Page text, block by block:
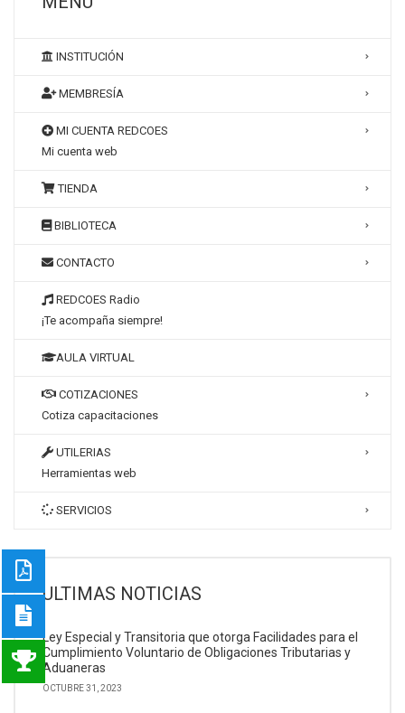
INSTITUCIÓN
MEMBRESÍA
MI CUENTA REDCOES
Mi cuenta web
TIENDA
BIBLIOTECA
CONTACTO
REDCOES Radio
¡Te acompaña siempre!
AULA VIRTUAL
COTIZACIONES
Cotiza capacitaciones
UTILERIAS
Herramientas web
SERVICIOS
ULTIMAS NOTICIAS
Ley Especial y Transitoria que otorga Facilidades para el
Cumplimiento Voluntario de Obligaciones Tributarias y
Aduaneras
OCTUBRE 31, 2023